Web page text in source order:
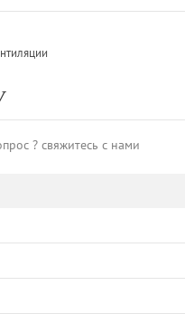
? свяжитесь с нами